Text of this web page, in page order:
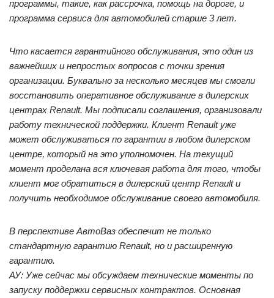
программы, такие, как рассрочка, помощь на дороге, и
программа сервиса для автомобилей старше 3 лет.
Что касается гарантийного обслуживания, это один из
важнейших и непростых вопросов с точки зрения
организации. Буквально за несколько месяцев мы смогли
восстановить оперативное обслуживание в дилерских
центрах Renault. Мы подписали соглашения, организовали
работу технической поддержки. Клиент Renault уже
может обслуживаться по гарантии в любом дилерском
центре, который на это уполномочен. На текущий
момент проделана вся ключевая работа для того, чтобы
клиент мог обратиться в дилерский центр Renault и
получить необходимое обслуживание своего автомобиля.
В перспективе АвтоВаз обеспечит не только
стандартную гарантию Renault, но и расширенную
гарантию.
АУ: Уже сейчас мы обсуждаем технические моменты по
запуску поддержки сервисных контрактов. Основная